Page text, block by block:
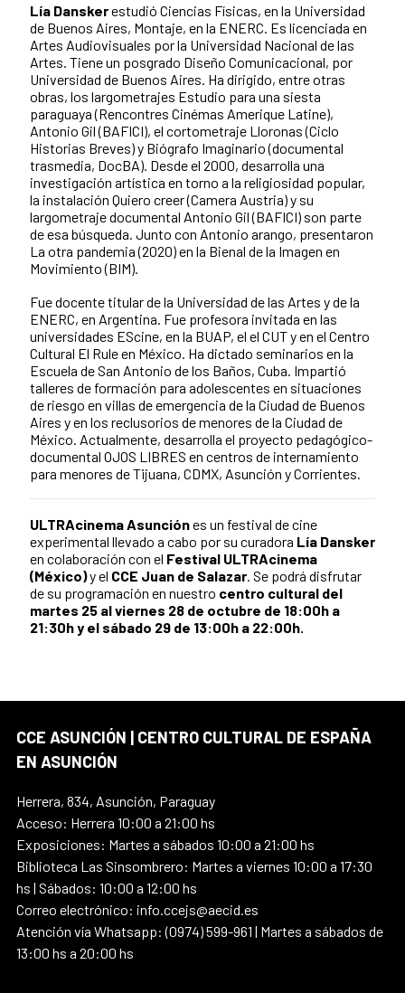
Lía Danskerestudió Ciencias Físicas, en la Universidad
de Buenos Aires, Montaje, en la ENERC. Es licenciada en
Artes Audiovisuales por la Universidad Nacional de las
Artes. Tiene un posgrado Diseño Comunicacional, por
Universidad de Buenos Aires. Ha dirigido, entre otras
obras, los largometrajes Estudio para una siesta
paraguaya (Rencontres Cinémas Amerique Latine),
Antonio Gil (BAFICI), el cortometraje Lloronas (Ciclo
Historias Breves) y Biógrafo Imaginario (documental
trasmedia, DocBA). Desde el 2000, desarrolla una
investigación artística en torno a la religiosidad popular,
la instalación Quiero creer (Camera Austria) y su
largometraje documental Antonio Gil (BAFICI) son parte
de esa búsqueda. Junto con Antonio arango, presentaron
La otra pandemia (2020) en la Bienal de la Imagen en
Movimiento (BIM).
Fue docente titular de la Universidad de las Artes y de la
ENERC, en Argentina. Fue profesora invitada en las
universidades EScine, en la BUAP, el el CUT y en el Centro
Cultural El Rule en México. Ha dictado seminarios en la
Escuela de San Antonio de los Baños, Cuba. Impartió
talleres de formación para adolescentes en situaciones
de riesgo en villas de emergencia de la Ciudad de Buenos
Aires y en los reclusorios de menores de la Ciudad de
México. Actualmente, desarrolla el proyecto pedagógico-
documental OJOS LIBRES en centros de internamiento
para menores de Tijuana, CDMX, Asunción y Corrientes.
ULTRAcinema Asunciónes un festival de cine
experimental llevado a cabo por su curadora Lía Dansker
en colaboración con el Festival ULTRAcinema
(México)y el CCE Juan de Salazar. Se podrá disfrutar
de su programación en nuestro centro cultural del
martes 25 al viernes 28 de octubre de 18:00h a
21:30h y el sábado 29 de 13:00h a 22:00h.
CCE ASUNCIÓN | CENTRO CULTURAL DE ESPAÑA
EN ASUNCIÓN
Herrera, 834, Asunción, Paraguay
Acceso: Herrera 10:00 a 21:00 hs
Exposiciones: Martes a sábados 10:00 a 21:00 hs
Biblioteca Las Sinsombrero: Martes a viernes 10:00 a 17:30
hs | Sábados: 10:00 a 12:00 hs
Correo electrónico: info.ccejs@aecid.es
Atención vía Whatsapp: (0974) 599-961 | Martes a sábados de
13:00 hs a 20:00 hs